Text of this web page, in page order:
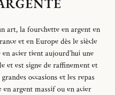
art, lafourchette en argenten
et en Europe dès le siècle
acier tient aujourd’hui une
et est signe de raffinement et
occasions et les repas
en argent massifou en acier